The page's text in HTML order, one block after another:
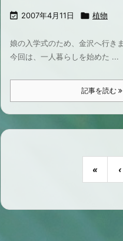
 2007年4月11日  植物
娘の入学式のため、金沢へ行き
今回は、一人暮らしを始めた ...
記事を読む
« ‹